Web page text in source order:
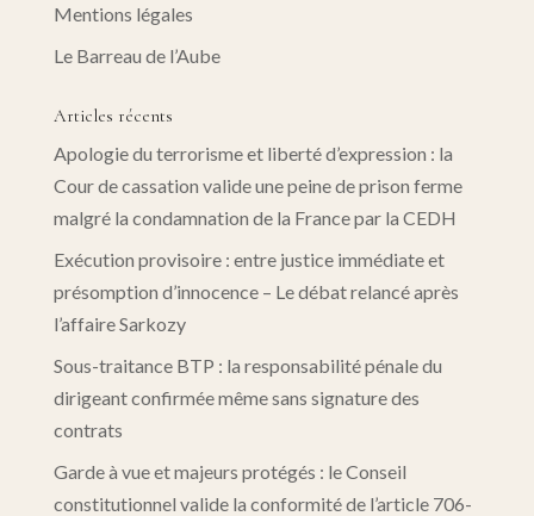
Mentions légales
Le Barreau de l’Aube
Articles récents
Apologie du terrorisme et liberté d’expression : la
Cour de cassation valide une peine de prison ferme
malgré la condamnation de la France par la CEDH
Exécution provisoire : entre justice immédiate et
présomption d’innocence – Le débat relancé après
l’affaire Sarkozy
Sous-traitance BTP : la responsabilité pénale du
dirigeant confirmée même sans signature des
contrats
Garde à vue et majeurs protégés : le Conseil
constitutionnel valide la conformité de l’article 706-